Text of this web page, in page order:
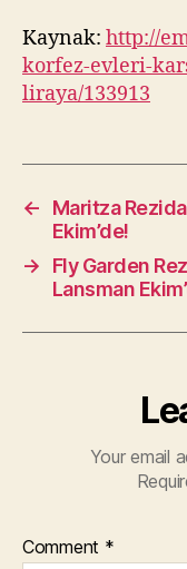
Kaynak: http://
korfez-evleri-
liraya/133913
←
Maritza
Ekim’de!
→
Fly Garden
Lansman
Your email
Comment *